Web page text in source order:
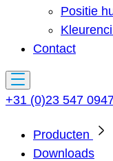
Positie
Contact
+31 (0)23 547
Producten
Downloads